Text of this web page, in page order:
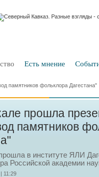
Есть мнение
памятников фольклора Дагестана"
прошла
памятников
в институте ЯЛИ
Российской академии
11:29